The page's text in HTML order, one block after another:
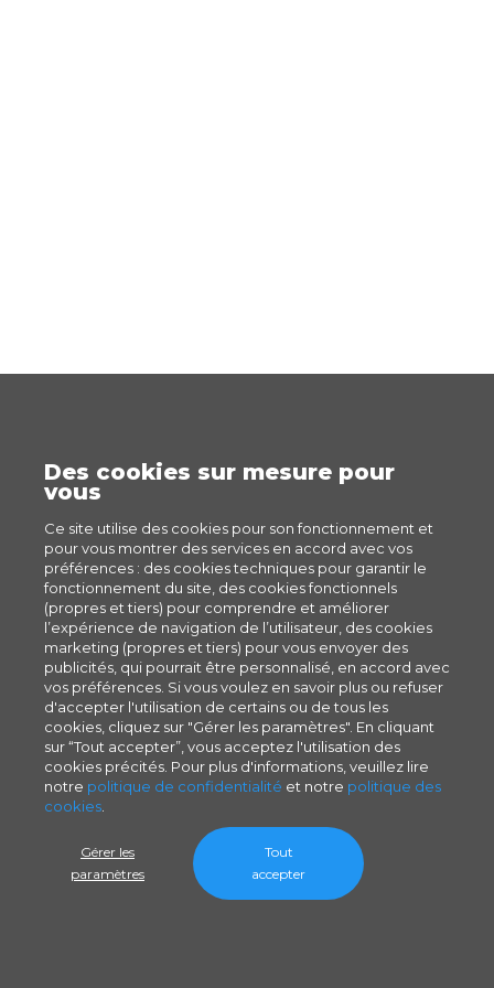
Des cookies sur mesure pour
vous
Ce site utilise des cookies pour son fonctionnement et
pour vous montrer des services en accord avec vos
préférences : des cookies techniques pour garantir le
fonctionnement du site, des cookies fonctionnels
(propres et tiers) pour comprendre et améliorer
l’expérience de navigation de l’utilisateur, des cookies
marketing (propres et tiers) pour vous envoyer des
publicités, qui pourrait être personnalisé, en accord avec
vos préférences. Si vous voulez en savoir plus ou refuser
d'accepter l'utilisation de certains ou de tous les
cookies, cliquez sur "Gérer les paramètres". En cliquant
sur “Tout accepter”, vous acceptez l'utilisation des
cookies précités. Pour plus d'informations, veuillez lire
notre politique de confidentialité et notre politique des
cookies
Gérer les
paramètres
Tout
accepter